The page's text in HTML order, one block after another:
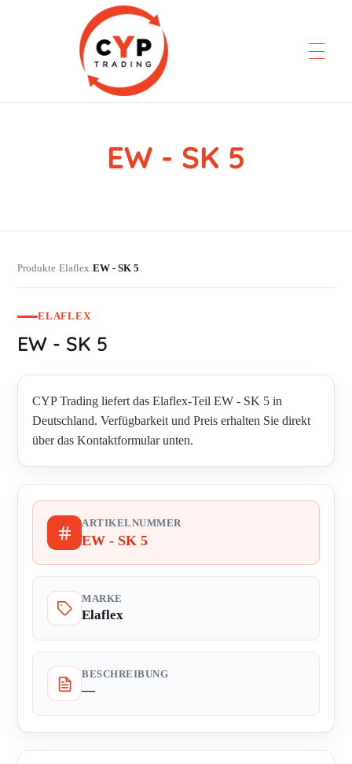
CYP TradingEW - SK 5
Produkte›Elaflex›EW - SK 5
ELAFLEX
EW - SK 5
CYP Trading liefert das Elaflex-Teil EW - SK 5 in
Deutschland. Verfügbarkeit und Preis erhalten Sie direkt
über das Kontaktformular unten.
ARTIKELNUMMER
EW - SK 5
MARKE
Elaflex
BESCHREIBUNG
—